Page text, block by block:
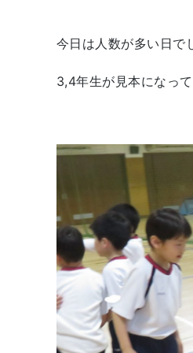
今日は人数が多い日で
3,4年生が見本になっ